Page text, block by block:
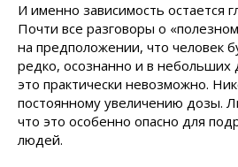
И именно зависимость остается
Почти все разговоры о
на предположении, что человек
редко, осознанно и в небольших
это практически невозможно.
постоянному увеличению дозы.
что это особенно опасно для
людей.